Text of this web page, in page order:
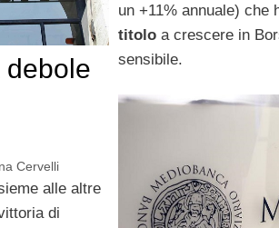
un +11% annuale) che
titoloa crescere in
sensibile.
debole
Cervelli
alle altre
di